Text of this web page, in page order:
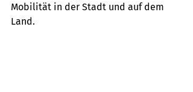
Mobilität in der Stadt und auf dem
Land.